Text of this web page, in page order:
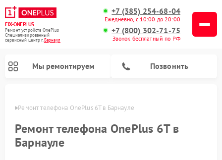
FIX-ONEPLUS
Ремонт устройств OnePlus
Специализированный
cервисный центр г.Барнаул
+7 (385) 254-68-04
Ежедневно, с 10:00 до 20:00
+7 (800) 302-71-75
Звонок бесплатный по РФ
Мы ремонтируем Позвонить
Ремонт телефона OnePlus 6T в Барнауле
Ремонт телефона OnePlus 6T в
Барнауле